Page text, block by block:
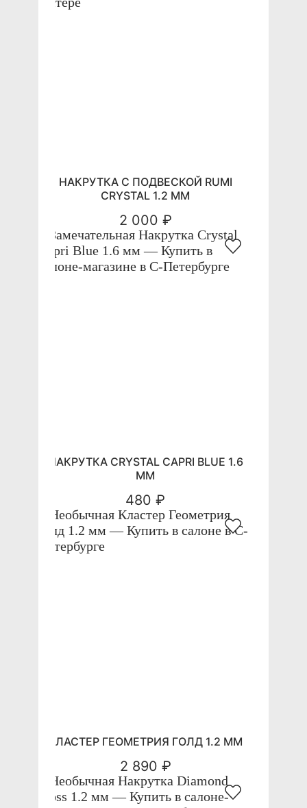
НАКРУТКА С ПОДВЕСКОЙ RUMI
CRYSTAL 1.2 ММ
2 000 ₽
НАКРУТКА CRYSTAL CAPRI BLUE 1.6
ММ
480 ₽
КЛАСТЕР ГЕОМЕТРИЯ ГОЛД 1.2 ММ
2 890 ₽